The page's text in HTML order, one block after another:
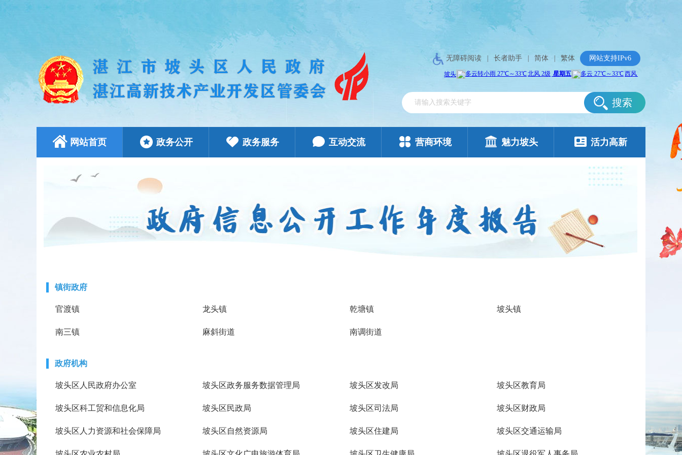
无障碍阅读 长者助手 简体 繁体 网站支持IPv6
搜索
网站首页 政务公开 政务服务 互动交流 营商环境 魅力坡头 活力高新
镇街政府
官渡镇 龙头镇 乾塘镇 坡头镇
南三镇 麻斜街道 南调街道
政府机构
坡头区人民政府办公室 坡头区政务服务数据管理局 坡头区发改局 坡头区教育局
坡头区科工贸和信息化局 坡头区民政局 坡头区司法局 坡头区财政局
坡头区人力资源和社会保障局 坡头区自然资源局 坡头区住建局 坡头区交通运输局